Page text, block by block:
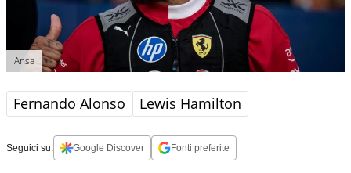
Ansa
Fernando Alonso Lewis Hamilton
Seguici su: Google Discover Fonti preferite